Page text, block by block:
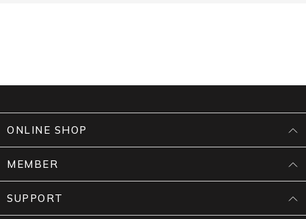
ONLINE SHOP
MEMBER
SUPPORT